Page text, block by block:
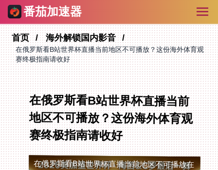
番茄加速器
首页 海外解锁国内影音
在俄罗斯看B站世界杯直播当前地区不可播放？这份海外体育观
赛终极指南请收好
在俄罗斯看B站世界杯直播当前
地区不可播放？这份海外体育观
赛终极指南请收好
在俄罗斯看B站世界杯直播当前地区不可播放在
俄罗斯看B站世界杯直播当前地区不可播放？这